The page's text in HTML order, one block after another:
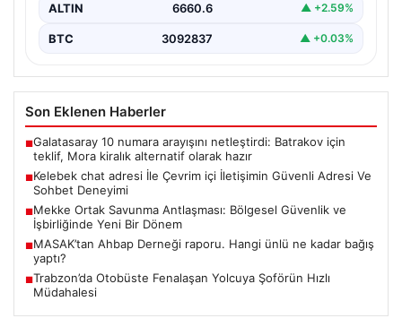
ALTIN 6660.6 ▲ +2.59%
BTC 3092837 ▲ +0.03%
Son Eklenen Haberler
■Galatasaray 10 numara arayışını netleştirdi: Batrakov için
teklif, Mora kiralık alternatif olarak hazır
■Kelebek chat adresi İle Çevrim içi İletişimin Güvenli Adresi Ve
Sohbet Deneyimi
■Mekke Ortak Savunma Antlaşması: Bölgesel Güvenlik ve
İşbirliğinde Yeni Bir Dönem
■MASAK’tan Ahbap Derneği raporu. Hangi ünlü ne kadar bağış
yaptı?
■Trabzon’da Otobüste Fenalaşan Yolcuya Şoförün Hızlı
Müdahalesi